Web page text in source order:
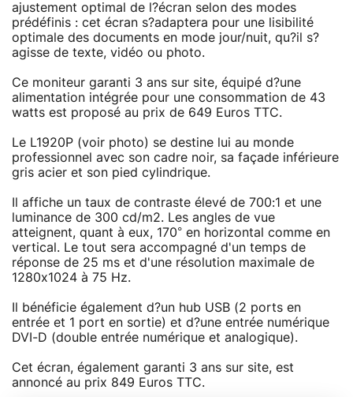
ajustement optimal de l?écran selon des modes
prédéfinis : cet écran s?adaptera pour une lisibilité
optimale des documents en mode jour/nuit, qu?il s?
agisse de texte, vidéo ou photo.
Ce moniteur garanti 3 ans sur site, équipé d?une
alimentation intégrée pour une consommation de 43
watts est proposé au prix de 649 Euros TTC.
Le L1920P (voir photo) se destine lui au monde
professionnel avec son cadre noir, sa façade inférieure
gris acier et son pied cylindrique.
Il affiche un taux de contraste élevé de 700:1 et une
luminance de 300 cd/m2. Les angles de vue
atteignent, quant à eux, 170° en horizontal comme en
vertical. Le tout sera accompagné d'un temps de
réponse de 25 ms et d'une résolution maximale de
1280x1024 à 75 Hz.
Il bénéficie également d?un hub USB (2 ports en
entrée et 1 port en sortie) et d?une entrée numérique
DVI-D (double entrée numérique et analogique).
Cet écran, également garanti 3 ans sur site, est
annoncé au prix 849 Euros TTC.